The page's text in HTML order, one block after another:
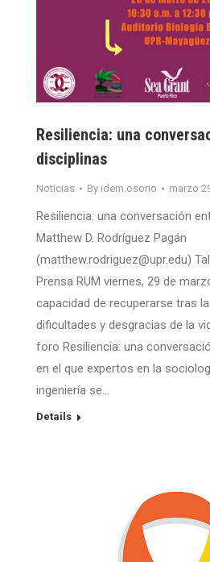
Resiliencia: una
disciplinas
Noticias By idem.osorio marzo
Resiliencia: una conversación
Matthew D. Rodríguez Pagán
(matthew.rodriguez@upr.edu)
Prensa RUM viernes, 29 de
capacidad de recuperarse tras
dificultades y desgracias de la
foro Resiliencia: una
en el que expertos en la
ingeniería se…
Details